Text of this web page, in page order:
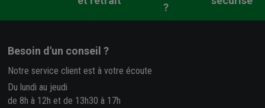
?
Besoin d'un conseil ?
Notre service client est à votre écoute
Du lundi au jeudi
de 8h à 12h et de 13h30 à 17h